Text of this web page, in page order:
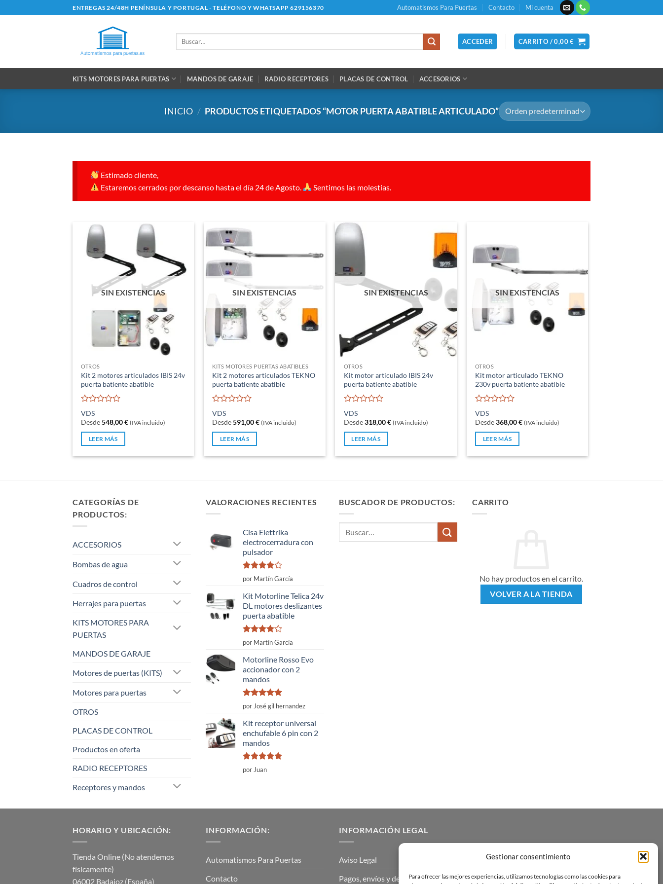
Gestionar consentimiento
Para ofrecer las mejores experiencias, utilizamos tecnologías como las cookies para
al
ENTREGAS 24/48H PENÍNSULA Y PORTUGAL - TELÉFONO Y WHATSAPP 629156370 Automatismos Para Puertas Contacto Mi cuenta
Buscar
ACCEDER CARRITO /0,00€
KITS MOTORES PARA PUERTAS MANDOS DE GARAJE RADIO RECEPTORES PLACAS DE CONTROL ACCESORIOS
INICIO / PRODUCTOS ETIQUETADOS “MOTOR PUERTA ABATIBLE ARTICULADO”
Estimado cliente,
Estaremos cerrados por descanso hasta el día 24 de Agosto.
Sentimos las molestias.
SIN EXISTENCIAS
OTROS
Kit 2 motores articulados IBIS 24v
puerta batiente abatible
Valorado
con
0
de
VDS
Desde548,00€ (IVA incluido)
LEER MÁS
SIN EXISTENCIAS
KITS MOTORES PUERTAS ABATIBLES
Kit 2 motores articulados TEKNO
puerta batiente abatible
Valorado
con
0
de
VDS
Desde591,00€ (IVA incluido)
LEER MÁS
SIN EXISTENCIAS
OTROS
Kit motor articulado IBIS 24v
puerta batiente abatible
Valorado
con
0
de
VDS
Desde 318,00€ (IVA incluido)
LEER MÁS
SIN EXISTENCIAS
OTROS
Kit motor articulado TEKNO
230v puerta batiente abatible
Valorado
con
0
de
VDS
Desde368,00€ (IVA incluido)
LEER MÁS
CATEGORÍAS DE
PRODUCTOS:
ACCESORIOS
Bombas de agua
Cuadros de control
Herrajes para puertas
KITS MOTORES PARA
PUERTAS
MANDOS DE GARAJE
Motores de puertas (KITS)
Motores para puertas
OTROS
PLACAS DE CONTROL
Productos en oferta
RADIO RECEPTORES
Receptores y mandos
VALORACIONES RECIENTES
Cisa Elettrika
electrocerradura con
pulsador
Valorado
con
5
por Martín García
Kit Motorline Telica 24v
DL motores deslizantes
puerta abatible
Valorado
con
5
por Martín García
Motorline Rosso Evo
accionador con 2
mandos
Valorado
con
de 5
por José gil hernandez
Kit receptor universal
enchufable 6 pin con 2
mandos
Valorado
con
por Juan
BUSCADOR DE PRODUCTOS: CARRITO
No hay productos en el carrito.
VOLVER A LA TIENDA
HORARIO Y UBICACIÓN:
Tienda Online (No atendemos
físicamente)
06002 Badajoz (España)
INFORMACIÓN:
Automatismos Para Puertas
Contacto
INFORMACIÓN LEGAL
Aviso Legal
Pagos, envíos y devoluciones